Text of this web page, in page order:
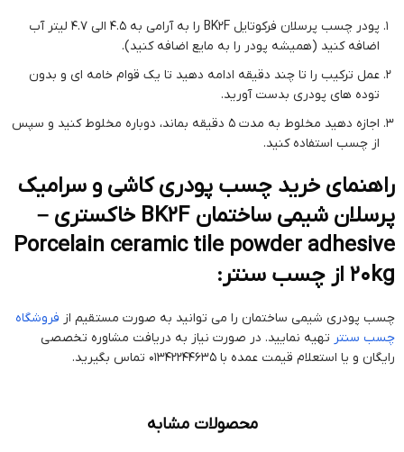
پودر چسب پرسلان فرکوتایل BK2F را به آرامی به 4.5 الی 4.7 لیتر آب
اضافه کنید (همیشه پودر را به مایع اضافه کنید).
عمل ترکیب را تا چند دقیقه ادامه دهید تا یک قوام خامه ای و بدون
توده های پودری بدست آورید.
اجازه دهید مخلوط به مدت 5 دقیقه بماند، دوباره مخلوط کنید و سپس
از چسب استفاده کنید.
راهنمای خرید چسب پودری کاشی و سرامیک
پرسلان شیمی ساختمان BK2F خاکستری –
Porcelain ceramic tile powder adhesive
20kg از چسب سنتر:
چسب پودری شیمی ساختمان را می توانید به صورت مستقیم از فروشگاه
چسب سنتر تهیه نمایید. در صورت نیاز به دریافت مشاوره تخصصی
رایگان و یا استعلام قیمت عمده با 01342244635 تماس بگیرید.
محصولات مشابه